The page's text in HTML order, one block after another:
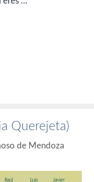
Querejeta)
de Mendoza